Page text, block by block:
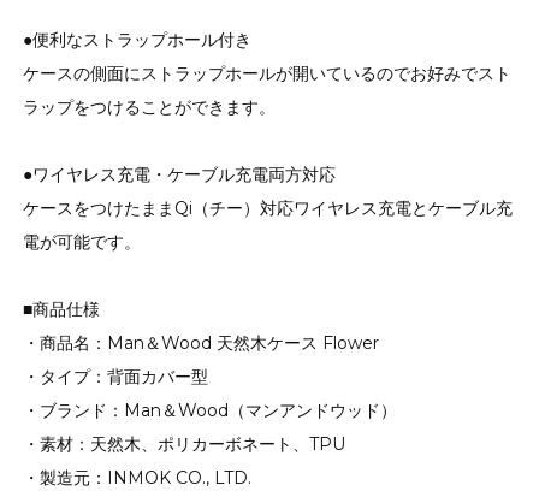
●便利なストラップホール付き
ケースの側面にストラップホールが開いているのでお好みでスト
ラップをつけることができます。
●ワイヤレス充電・ケーブル充電両方対応
ケースをつけたままQi（チー）対応ワイヤレス充電とケーブル充
電が可能です。
■商品仕様
・商品名：Man＆Wood 天然木ケース Flower
・タイプ：背面カバー型
・ブランド：Man＆Wood（マンアンドウッド）
・素材：天然木、ポリカーボネート、TPU
・製造元：INMOK CO., LTD.